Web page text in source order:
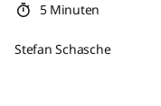
5 Minuten
Stefan Schasche